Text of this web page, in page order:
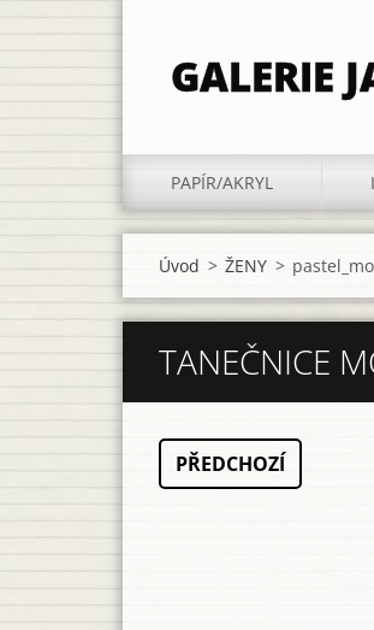
GALERIE
PAPÍR/AKRYL
Úvod > ŽENY >
TANEČNICE
PŘEDCHOZÍ